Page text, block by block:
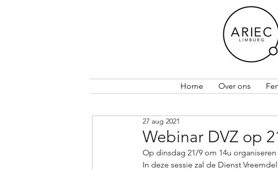
Home Over ons
Webinar DVZ op
27 aug 2021
Op dinsdag 21/9 om 14u
In deze sessie zal de Dienst